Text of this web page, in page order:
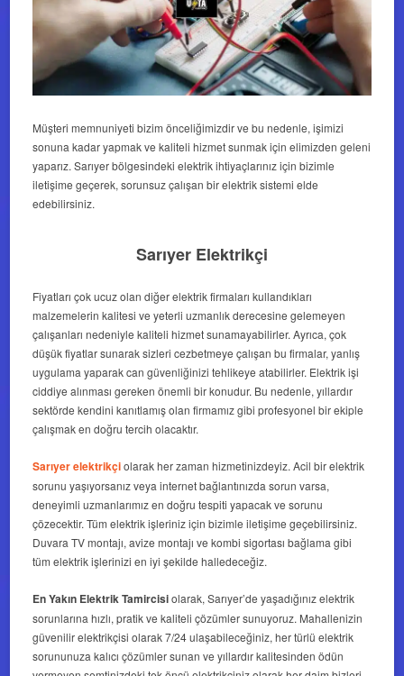
Müşteri memnuniyeti bizim önceliğimizdir ve bu nedenle, işimizi
sonuna kadar yapmak ve kaliteli hizmet sunmak için elimizden geleni
yaparız. Sarıyer bölgesindeki elektrik ihtiyaçlarınız için bizimle
iletişime geçerek, sorunsuz çalışan bir elektrik sistemi elde
edebilirsiniz.
Sarıyer Elektrikçi
Fiyatları çok ucuz olan diğer elektrik firmaları kullandıkları
malzemelerin kalitesi ve yeterli uzmanlık derecesine gelemeyen
çalışanları nedeniyle kaliteli hizmet sunamayabilirler. Ayrıca, çok
düşük fiyatlar sunarak sizleri cezbetmeye çalışan bu firmalar, yanlış
uygulama yaparak can güvenliğinizi tehlikeye atabilirler. Elektrik işi
ciddiye alınması gereken önemli bir konudur. Bu nedenle, yıllardır
sektörde kendini kanıtlamış olan firmamız gibi profesyonel bir ekiple
çalışmak en doğru tercih olacaktır.
Sarıyer elektrikçiolarak her zaman hizmetinizdeyiz. Acil bir elektrik
sorunu yaşıyorsanız veya internet bağlantınızda sorun varsa,
deneyimli uzmanlarımız en doğru tespiti yapacak ve sorunu
çözecektir. Tüm elektrik işleriniz için bizimle iletişime geçebilirsiniz.
Duvara TV montajı, avize montajı ve kombi sigortası bağlama gibi
tüm elektrik işlerinizi en iyi şekilde halledeceğiz.
En Yakın Elektrik Tamircisiolarak, Sarıyer’de yaşadığınız elektrik
sorunlarına hızlı, pratik ve kaliteli çözümler sunuyoruz. Mahallenizin
güvenilir elektrikçisi olarak 7/24 ulaşabileceğiniz, her türlü elektrik
sorununuza kalıcı çözümler sunan ve yıllardır kalitesinden ödün